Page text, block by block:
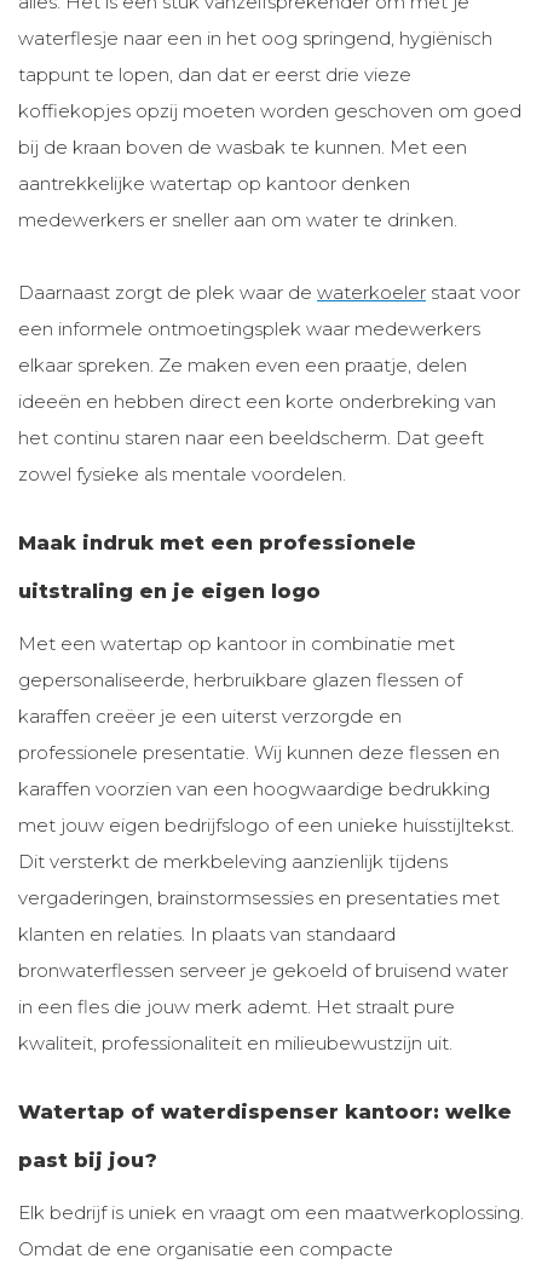
waterflesje naar een in het oog springend, hygiënisch
tappunt te lopen, dan dat er eerst drie vieze
koffiekopjes opzij moeten worden geschoven om goed
bij de kraan boven de wasbak te kunnen. Met een
aantrekkelijke watertap op kantoor denken
medewerkers er sneller aan om water te drinken.
Daarnaast zorgt de plek waar de waterkoeler staat voor
een informele ontmoetingsplek waar medewerkers
elkaar spreken. Ze maken even een praatje, delen
ideeën en hebben direct een korte onderbreking van
het continu staren naar een beeldscherm. Dat geeft
zowel fysieke als mentale voordelen.
Maak indruk met een professionele
uitstraling en je eigen logo
Met een watertap op kantoor in combinatie met
gepersonaliseerde, herbruikbare glazen flessen of
karaffen creëer je een uiterst verzorgde en
professionele presentatie. Wij kunnen deze flessen en
karaffen voorzien van een hoogwaardige bedrukking
met jouw eigen bedrijfslogo of een unieke huisstijltekst.
Dit versterkt de merkbeleving aanzienlijk tijdens
vergaderingen, brainstormsessies en presentaties met
klanten en relaties. In plaats van standaard
bronwaterflessen serveer je gekoeld of bruisend water
in een fles die jouw merk ademt. Het straalt pure
kwaliteit, professionaliteit en milieubewustzijn uit.
Watertap of waterdispenser kantoor: welke
past bij jou?
Elk bedrijf is uniek en vraagt om een maatwerkoplossing.
Omdat de ene organisatie een compacte